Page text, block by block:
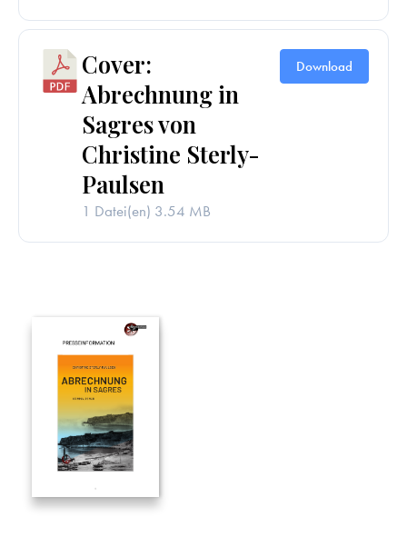
Cover:
Abrechnung in
Sagres von
Christine Sterly-
Paulsen
1 Datei(en) 3.54 MB
Download